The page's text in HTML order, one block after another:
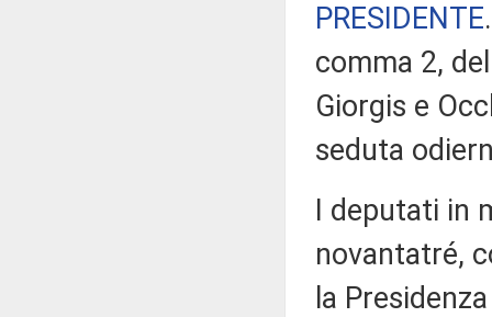
PRESIDENTE
comma 2,
Giorgis e
seduta
I deputati in
novantatré,
la